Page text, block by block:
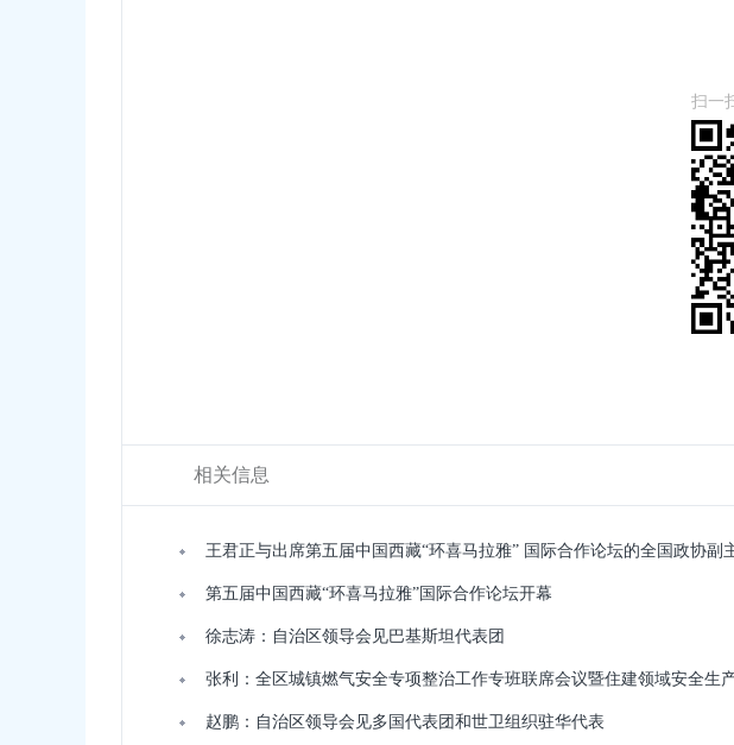
扫一
相关信息
王君正与出席第五届中国西藏“环喜马拉雅” 国际合作论坛的全国政协副
第五届中国西藏“环喜马拉雅”国际合作论坛开幕
徐志涛：自治区领导会见巴基斯坦代表团
张利：全区城镇燃气安全专项整治工作专班联席会议暨住建领域安全生
赵鹏：自治区领导会见多国代表团和世卫组织驻华代表